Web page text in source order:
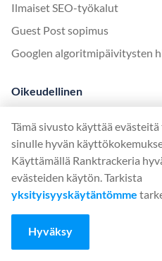
Ilmaiset SEO-työkalut
Guest Post sopimus
Googlen algoritmipäivitysten
Oikeudellinen
Tietosuojakäytäntö
App
Kirjaudu sisään
Rekisteröidy
Hinnoittelu
Tämä sivusto käyttää
sinulle hyvän
Käyttämällä Ranktrackeria
evästeiden käytön. Tarkista
yksityisyyskäytäntömme
Hyväksy